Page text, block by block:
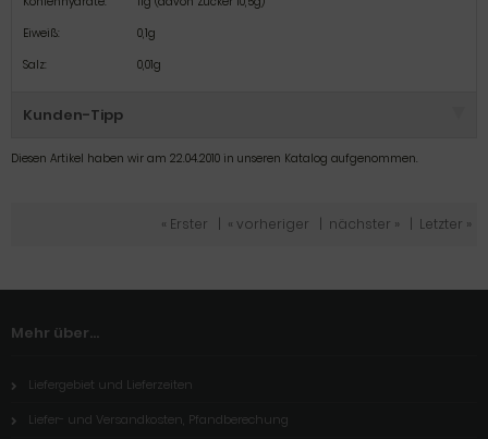
Eiweiß:
0,1g
Salz:
0,01g
Kunden-Tipp
Diesen Artikel haben wir am 22.04.2010 in unseren Katalog aufgenommen.
« Erster « vorheriger nächster » Letzter »
Mehr über...
Liefergebiet und Lieferzeiten
Liefer- und Versandkosten, Pfandberechung